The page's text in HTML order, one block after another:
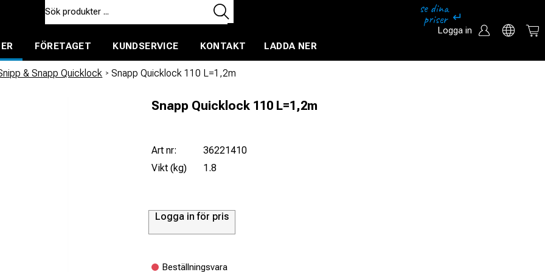
Logga in
FÖRETAGET KUNDSERVICE KONTAKT LADDA NER
& Snapp Quicklock / Snapp Quicklock 110 L=1,2m
Snapp Quicklock 110 L=1,2m
Art nr:
36221410
Vikt (kg)
1.8
Logga in för pris
Beställningsvara